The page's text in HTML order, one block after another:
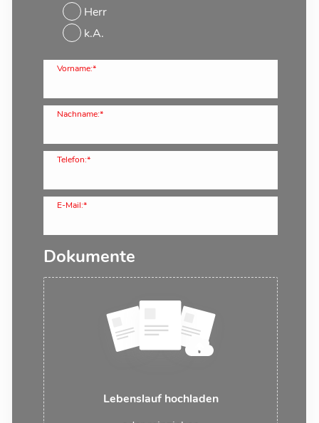
Herr
k.A.
Vorname:*
Nachname:*
Telefon:*
E-Mail:*
Dokumente
Lebenslauf hochladen